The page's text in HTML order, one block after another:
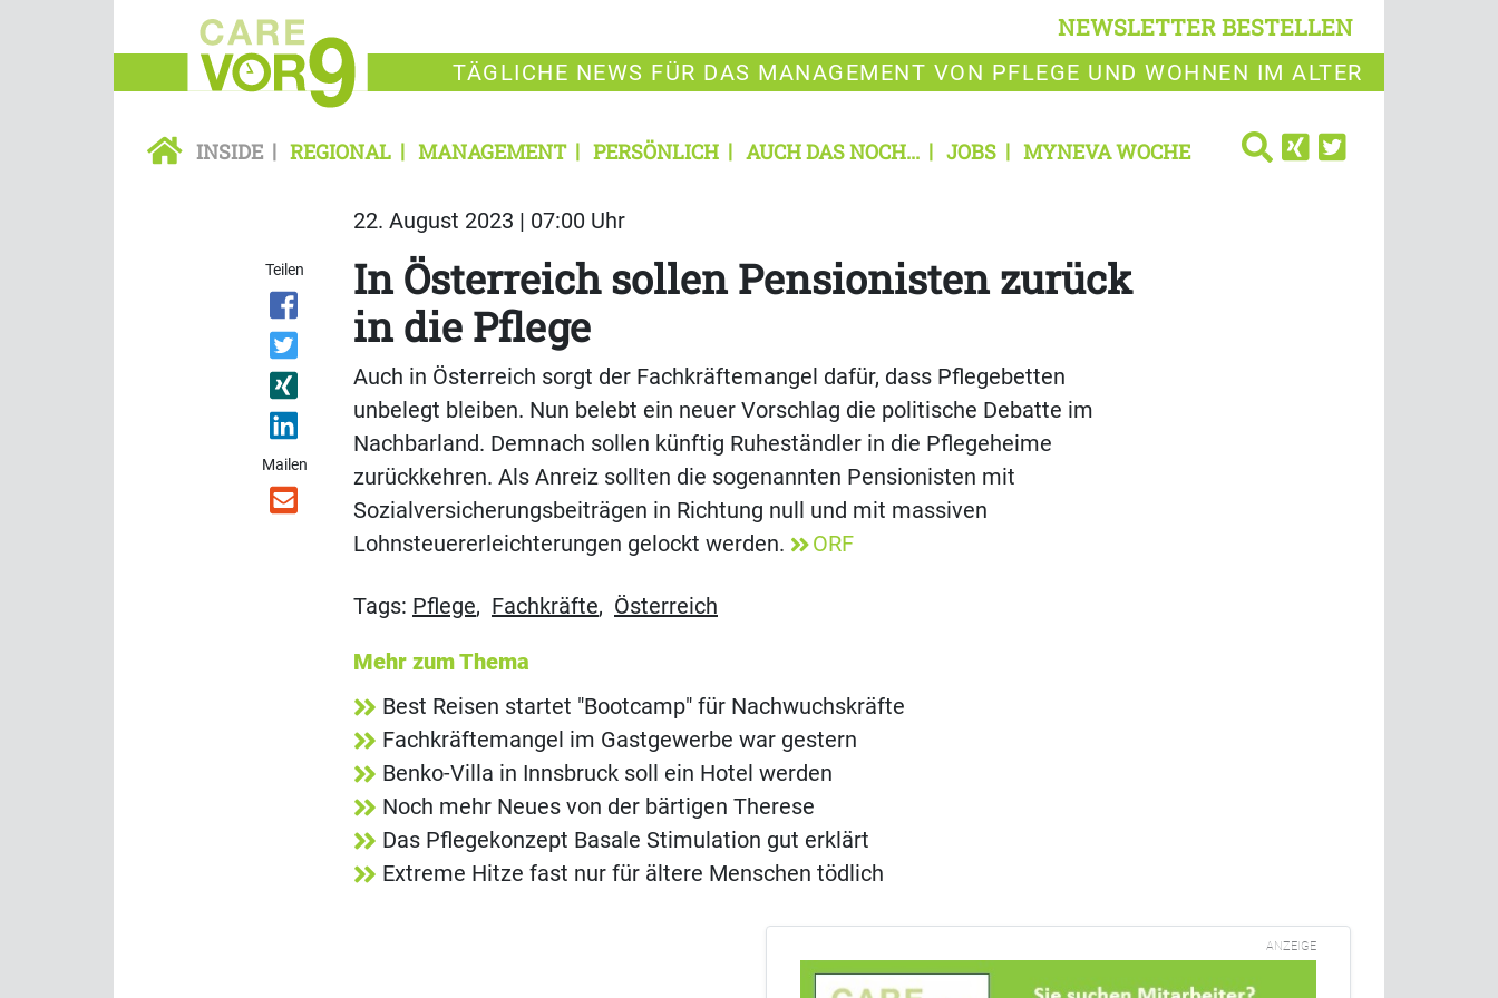
NEWSLETTER BESTELLEN
TÄGLICHE NEWS FÜR DAS MANAGEMENT VON PFLEGE UND WOHNEN IM ALTER
INSIDE REGIONAL MANAGEMENT PERSÖNLICH AUCH DAS NOCH... JOBS MYNEVA WOCHE
22. August 2023 | 07:00 Uhr
Teilen
Mailen
In Österreich sollen Pensionisten zurück
in die Pflege
Auch in Österreich sorgt der Fachkräftemangel dafür, dass Pflegebetten
unbelegt bleiben. Nun belebt ein neuer Vorschlag die politische Debatte im
Nachbarland. Demnach sollen künftig Ruheständler in die Pflegeheime
zurückkehren. Als Anreiz sollten die sogenannten Pensionisten mit
Sozialversicherungsbeiträgen in Richtung null und mit massiven
Lohnsteuererleichterungen gelockt werden.
ORF
Tags: Pflege, Fachkräfte, Österreich
Mehr zum Thema
Best Reisen startet "Bootcamp" für Nachwuchskräfte
Fachkräftemangel im Gastgewerbe war gestern
Benko-Villa in Innsbruck soll ein Hotel werden
Noch mehr Neues von der bärtigen Therese
Das Pflegekonzept Basale Stimulation gut erklärt
Extreme Hitze fast nur für ältere Menschen tödlich
ANZEIGE